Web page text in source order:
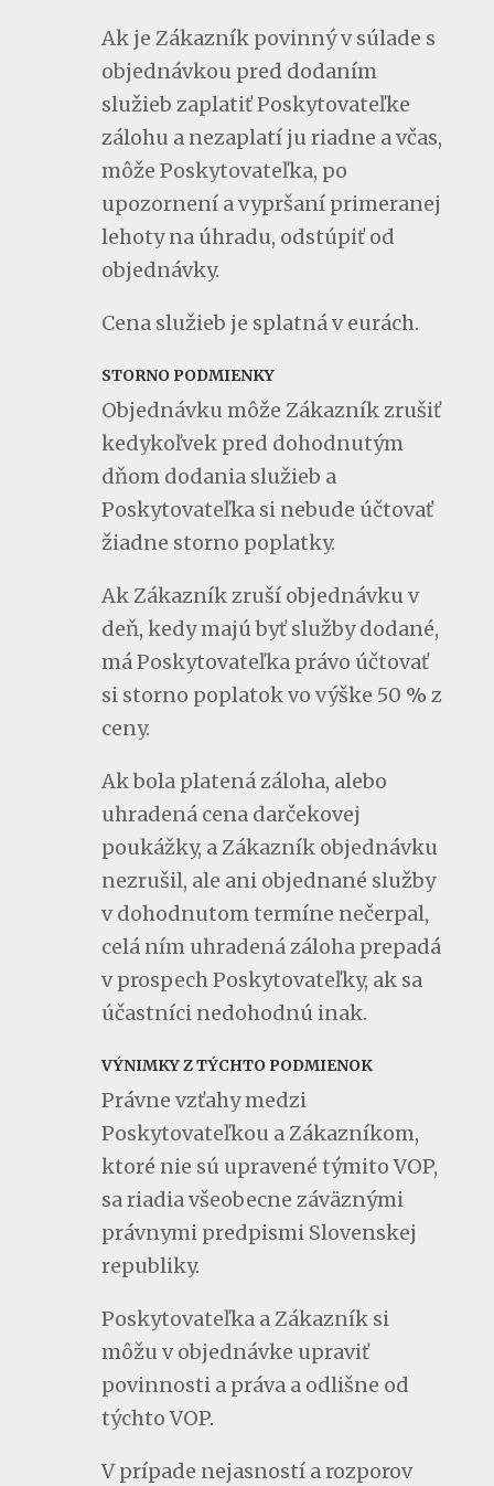
Ak je Zákazník povinný v súlade s
objednávkou pred dodaním
služieb zaplatiť Poskytovateľke
zálohu a nezaplatí ju riadne a včas,
môže Poskytovateľka, po
upozornení a vypršaní primeranej
lehoty na úhradu, odstúpiť od
objednávky.
Cena služieb je splatná v eurách.
STORNO PODMIENKY
Objednávku môže Zákazník zrušiť
kedykoľvek pred dohodnutým
dňom dodania služieb a
Poskytovateľka si nebude účtovať
žiadne storno poplatky.
Ak Zákazník zruší objednávku v
deň, kedy majú byť služby dodané,
má Poskytovateľka právo účtovať
si storno poplatok vo výške 50 % z
ceny.
Ak bola platená záloha, alebo
uhradená cena darčekovej
poukážky, a Zákazník objednávku
nezrušil, ale ani objednané služby
v dohodnutom termíne nečerpal,
celá ním uhradená záloha prepadá
v prospech Poskytovateľky, ak sa
účastníci nedohodnú inak.
VÝNIMKY Z TÝCHTO PODMIENOK
Právne vzťahy medzi
Poskytovateľkou a Zákazníkom,
ktoré nie sú upravené týmito VOP,
sa riadia všeobecne záväznými
právnymi predpismi Slovenskej
republiky.
Poskytovateľka a Zákazník si
môžu v objednávke upraviť
povinnosti a práva a odlišne od
týchto VOP.
V prípade nejasností a rozporov